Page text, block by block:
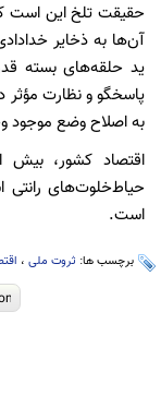
حقیقت تلخ این است
آن‌ها به ذخایر
ید حلقه‌های بسته
پاسخگو و نظارت مؤثر
به اصلاح وضع موجود
اقتصاد کشور، بیش
حیاط‌خلوت‌های رانتی
است.
برچسب ها: ثروت ملی ،